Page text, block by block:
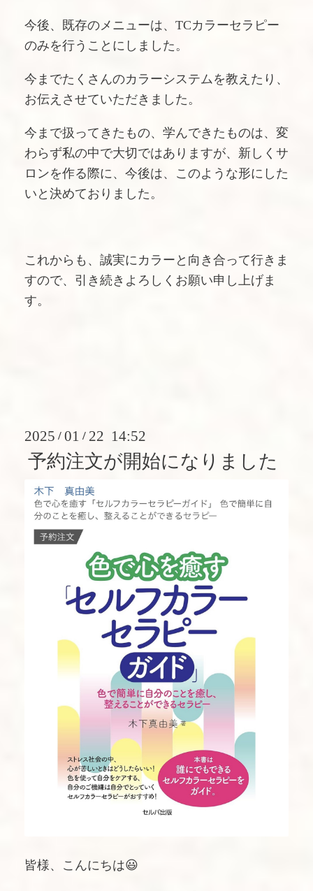
今後、既存のメニューは、TCカラーセラピー
のみを行うことにしました。
今までたくさんのカラーシステムを教えたり、
お伝えさせていただきました。
今まで扱ってきたもの、学んできたものは、変
わらず私の中で大切ではありますが、新しくサ
ロンを作る際に、今後は、このような形にした
いと決めておりました。
これからも、誠実にカラーと向き合って行きま
すので、引き続きよろしくお願い申し上げま
す。
2025 / 01 / 22 14:52
予約注文が開始になりました
皆様、こんにちは😃